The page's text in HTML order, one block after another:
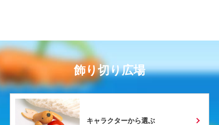
飾り切り広場
キャラクターから選ぶ